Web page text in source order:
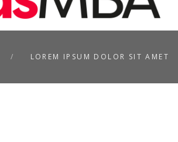
LOREM IPSUM DOLOR SIT AMET